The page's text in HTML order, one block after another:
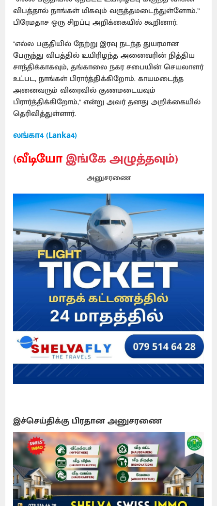
விபத்தால் நாங்கள் மிகவும் வருத்தமடைந்துள்ளோம்.”
பிரேமதாச ஒரு சிறப்பு அறிக்கையில் கூறினார்.
"எல்ல பகுதியில் நேற்று இரவு நடந்த துயரமான
பேருந்து விபத்தில் உயிரிழந்த அனைவரின் நித்திய
சாந்திக்காகவும், தங்காலை நகர சபையின் செயலாளர்
உட்பட, நாங்கள் பிரார்த்திக்கிறோம். காயமடைந்த
அனைவரும் விரைவில் குணமடையவும்
பிரார்த்திக்கிறோம்," என்று அவர் தனது அறிக்கையில்
தெரிவித்துள்ளார்.
லங்கா4 (Lanka4)
(வீடியோஇங்கே அழுத்தவும்)
அனுசரணை
இச்செய்திக்கு பிரதான அனுசரணை